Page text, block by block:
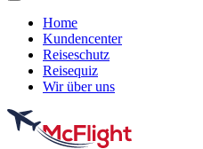
Home
Kundencenter
Reiseschutz
Reisequiz
Wir über uns